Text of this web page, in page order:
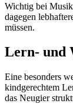
Wichtig bei
dagegen
müssen.
Lern- und
Eine besonders
kindgerechtem
das Neugier